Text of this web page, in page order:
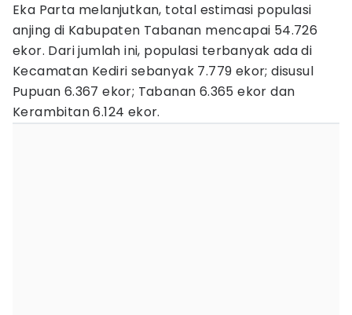
Eka Parta melanjutkan, total estimasi populasi
anjing di Kabupaten Tabanan mencapai 54.726
ekor. Dari jumlah ini, populasi terbanyak ada di
Kecamatan Kediri sebanyak 7.779 ekor; disusul
Pupuan 6.367 ekor; Tabanan 6.365 ekor dan
Kerambitan 6.124 ekor.